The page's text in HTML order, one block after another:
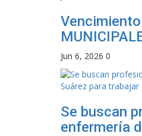
Jun 6, 2026 0
Se buscan
enfermería